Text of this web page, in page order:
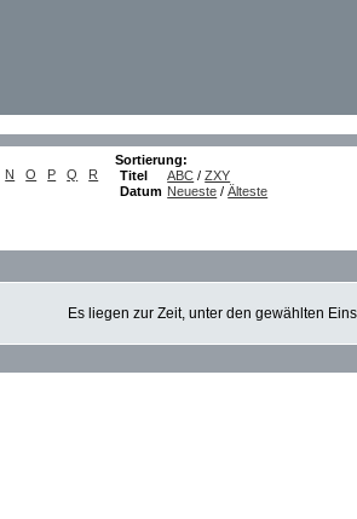
N O P Q
R
Sortierung:
Titel
ABC /ZXY
Datum Neueste /Älteste
Es liegen zur Zeit, unter den gewählten